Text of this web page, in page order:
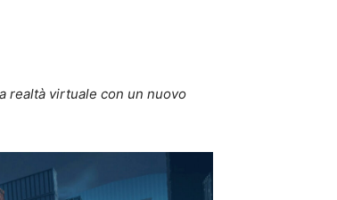
realtà virtuale con un nuovo